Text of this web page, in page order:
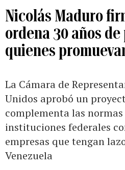
Nicolás Maduro
ordena 30 años
quienes
La Cámara de
Unidos aprobó un
complementa las
instituciones federales
empresas que tengan
Venezuela